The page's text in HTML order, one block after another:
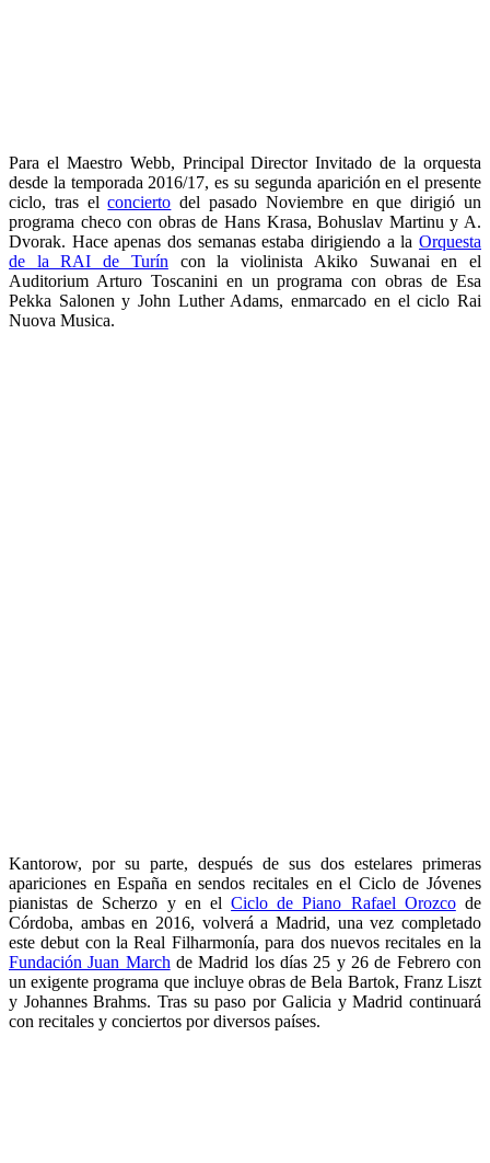
Para el Maestro Webb, Principal Director Invitado de la orquesta
desde la temporada 2016/17, es su segunda aparición en el presente
ciclo, tras elconcierto del pasado Noviembre en que dirigió un
programa checo con obras de Hans Krasa, Bohuslav Martinu y A.
Dvorak. Hace apenas dos semanas estaba dirigiendo a la Orquesta
de la RAI de Turíncon la violinista Akiko Suwanai en el
Auditorium Arturo Toscanini en un programa con obras de Esa
Pekka Salonen y John Luther Adams, enmarcado en el ciclo Rai
Nuova Musica.
Kantorow, por su parte, después de sus dos estelares primeras
apariciones en España en sendos recitales en el Ciclo de Jóvenes
pianistas de Scherzo y en elCiclo de Piano Rafael Orozcode
Córdoba, ambas en 2016, volverá a Madrid, una vez completado
este debut con la Real Filharmonía, para dos nuevos recitales en la
Fundación Juan Marchde Madrid los días 25 y 26 de Febrero con
un exigente programa que incluye obras de Bela Bartok, Franz Liszt
y Johannes Brahms. Tras su paso por Galicia y Madrid continuará
con recitales y conciertos por diversos países.